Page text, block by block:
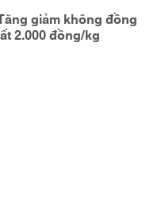
giảm không đồng
2.000 đồng/kg